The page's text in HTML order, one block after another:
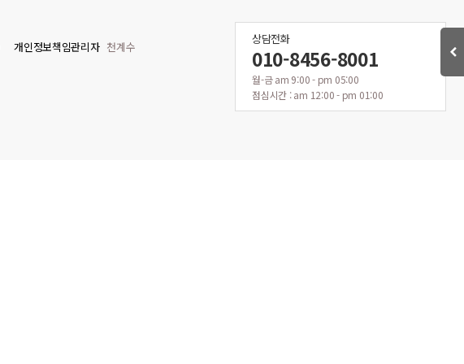
개인정보책임관리자 천계수
상담전화
010-8456-8001
월-금 am 9:00 - pm 05:00
점심시간 : am 12:00 - pm 01:00